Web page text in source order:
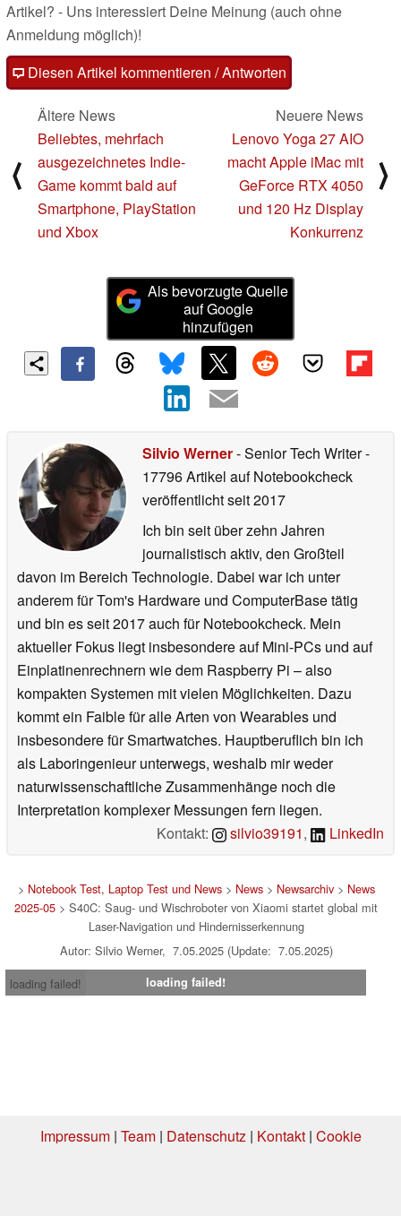
Artikel? - Uns interessiert Deine Meinung (auch ohne
Anmeldung möglich)!
Diesen Artikel kommentieren / Antworten
⟨
Ältere News
Beliebtes, mehrfach
ausgezeichnetes Indie-
Game kommt bald auf
Smartphone, PlayStation
und Xbox
Neuere News
Lenovo Yoga 27 AIO
macht Apple iMac mit
GeForce RTX 4050
und 120 Hz Display
Konkurrenz
⟩
Als bevorzugte Quelle
auf Google
hinzufügen
Silvio Werner- Senior Tech Writer-
17796 Artikel auf Notebookcheck
veröffentlichtseit 2017
Ich bin seit über zehn Jahren
journalistisch aktiv, den Großteil
davon im Bereich Technologie. Dabei war ich unter
anderem für Tom's Hardware und ComputerBase tätig
und bin es seit 2017 auch für Notebookcheck. Mein
aktueller Fokus liegt insbesondere auf Mini-PCs und auf
Einplatinenrechnern wie dem Raspberry Pi – also
kompakten Systemen mit vielen Möglichkeiten. Dazu
kommt ein Faible für alle Arten von Wearables und
insbesondere für Smartwatches. Hauptberuflich bin ich
als Laboringenieur unterwegs, weshalb mir weder
naturwissenschaftliche Zusammenhänge noch die
Interpretation komplexer Messungen fern liegen.
Kontakt:
silvio39191, LinkedIn
> Notebook Test, Laptop Test und News> News> Newsarchiv> News
2025-05 > S40C: Saug- und Wischroboter von Xiaomi startet global mit
Laser-Navigation und Hindernisserkennung
Autor: Silvio Werner, 7.05.2025 (Update: 7.05.2025)
loading failed!
loading failed!
Impressum| Team| Datenschutz| Kontakt| Cookie